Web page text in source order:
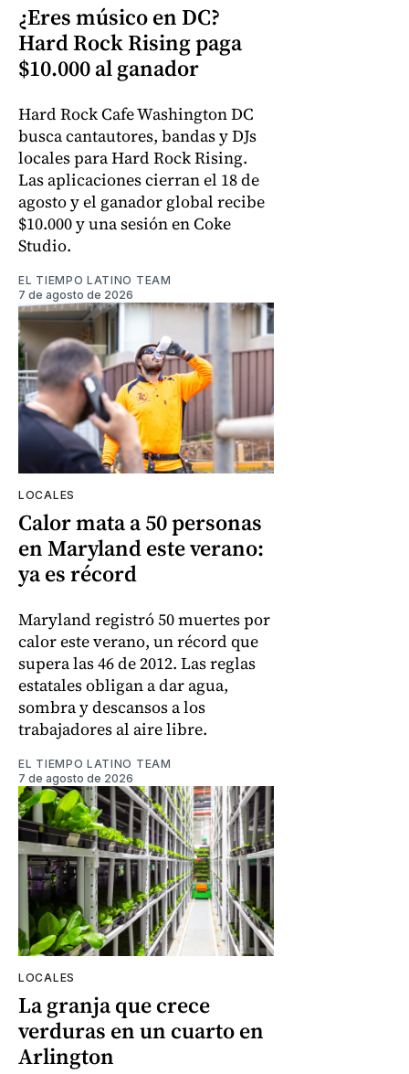
¿Eres músico en DC?
Hard Rock Rising paga
$10.000 al ganador
Hard Rock Cafe Washington DC
busca cantautores, bandas y DJs
locales para Hard Rock Rising.
Las aplicaciones cierran el 18 de
agosto y el ganador global recibe
$10.000 y una sesión en Coke
Studio.
EL TIEMPO LATINO TEAM
7 de agosto de 2026
LOCALES
Calor mata a 50 personas
en Maryland este verano:
ya es récord
Maryland registró 50 muertes por
calor este verano, un récord que
supera las 46 de 2012. Las reglas
estatales obligan a dar agua,
sombra y descansos a los
trabajadores al aire libre.
EL TIEMPO LATINO TEAM
7 de agosto de 2026
LOCALES
La granja que crece
verduras en un cuarto en
Arlington